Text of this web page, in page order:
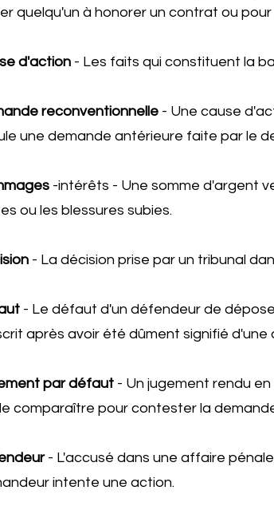
quelqu'un à honorer un contrat ou
d'action - Les faits qui constituent la
reconventionnelle - Une cause
une demande antérieure faite par le
-intérêts - Une somme d'argent
ou les blessures subies.
- La décision prise par un tribunal
- Le défaut d'un défendeur de
après avoir été dûment signifié
par défaut - Un jugement rendu
comparaître pour contester la
- L'accusé dans une affaire
intente une action.